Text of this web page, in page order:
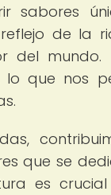
sabores
de la
del mundo.
que nos
que se
es